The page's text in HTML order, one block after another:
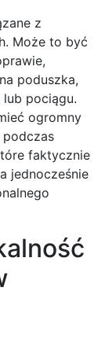
z
Może to być
poduszka,
pociągu.
ogromny
podczas
faktycznie
jednocześnie